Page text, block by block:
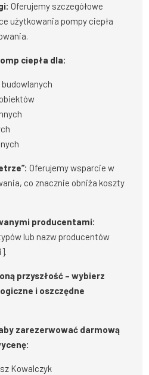
Oferujemy szczegółowe
użytkowania pompy ciepła
ciepła dla:
Oferujemy wsparcie w
co znacznie obniża koszty
producentami:
lub nazw producentów
przyszłość – wybierz
i oszczędne
zarezerwować darmową
Kowalczyk